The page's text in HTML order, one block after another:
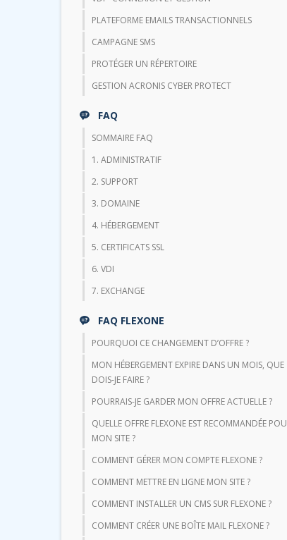
PLATEFORME EMAILS TRANSACTIONNELS
CAMPAGNE SMS
PROTÉGER UN RÉPERTOIRE
GESTION ACRONIS CYBER PROTECT
FAQ
SOMMAIRE FAQ
1. ADMINISTRATIF
2. SUPPORT
3. DOMAINE
4. HÉBERGEMENT
5. CERTIFICATS SSL
6. VDI
7. EXCHANGE
FAQ FLEXONE
POURQUOI CE CHANGEMENT D’OFFRE ?
MON HÉBERGEMENT EXPIRE DANS UN MOIS, QUE
DOIS-JE FAIRE ?
POURRAIS-JE GARDER MON OFFRE ACTUELLE ?
QUELLE OFFRE FLEXONE EST RECOMMANDÉE
MON SITE ?
COMMENT GÉRER MON COMPTE FLEXONE ?
COMMENT METTRE EN LIGNE MON SITE ?
COMMENT INSTALLER UN CMS SUR FLEXONE ?
COMMENT CRÉER UNE BOÎTE MAIL FLEXONE ?